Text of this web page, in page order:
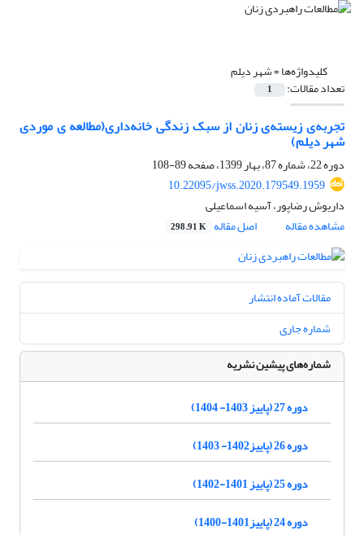
کلیدواژه‌ها =شهر دیلم
تعداد مقالات: 1
تجربه‌ی زیسته‌ی زنان از سبک زندگی خانه‌داری(مطالعه ی موردی
شهر دیلم)
دوره 22، شماره 87، بهار 1399، صفحه
89-108
10.22095/jwss.2020.179549.1959
داریوش رضاپور، آسیه اسماعیلی
مشاهده مقاله
اصل مقاله 298.91 K
مقالات آماده انتشار
شماره جاری
شماره‌های پیشین نشریه
دوره 27 (پاییز 1403- 1404)
دوره 26 (پاییز1402- 1403)
دوره 25 (پاییز 1401-1402)
دوره 24 (پاییز1401-1400)